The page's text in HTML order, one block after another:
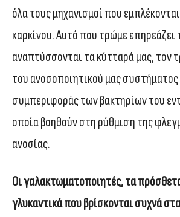
όλα τους μηχανισμοί που
καρκίνου. Αυτό που τρώμε
αναπτύσσονται τα κύτταρά μας, τον
του ανοσοποιητικού μας
συμπεριφοράς των βακτηρίων του
οποία βοηθούν στη ρύθμιση της
ανοσίας.
Οι γαλακτωματοποιητές, τα
γλυκαντικά που βρίσκονται συχνά στα